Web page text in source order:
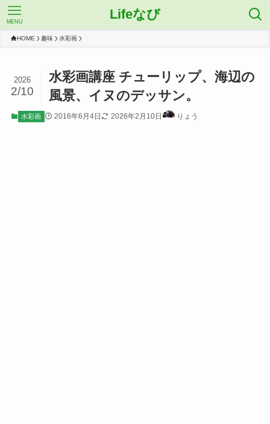
Lifeなび
MENU
HOME 趣味 水彩画
水彩画講座 チューリップ、海辺の
風景、イヌのデッサン。
2026
2/10
水彩画 2016年6月4日 2026年2月10日 りょう